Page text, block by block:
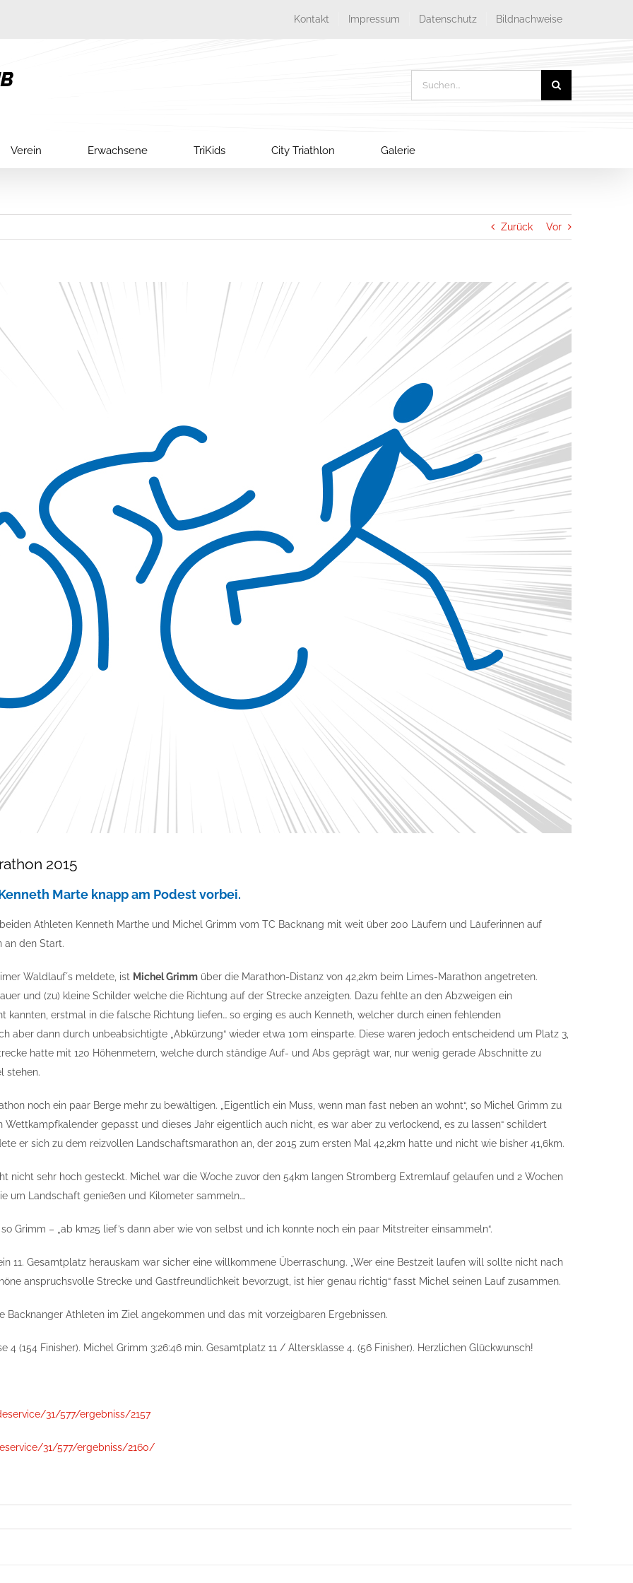
Kontakt Impressum Datenschutz Bildnachweise
nach:
Verein Erwachsene TriKids City Triathlon Galerie
Zurück Vor
2015
Marte knapp am Podest vorbei.
Athleten Kenneth Marthe und Michel Grimm vom TC Backnang mit weit über 200 Läufern und Läuferinnen auf
an den Start.
Waldlauf´s meldete, ist Michel Grimm über die Marathon-Distanz von 42,2km beim Limes-Marathon angetreten.
und (zu) kleine Schilder welche die Richtung auf der Strecke anzeigten. Dazu fehlte an den Abzweigen ein
kannten, erstmal in die falsche Richtung liefen… so erging es auch Kenneth, welcher durch einen fehlenden
aber dann durch unbeabsichtigte „Abkürzung“ wieder etwa 10m einsparte. Diese waren jedoch entscheidend um Platz 3,
hatte mit 120 Höhenmetern, welche durch ständige Auf- und Abs geprägt war, nur wenig gerade Abschnitte zu
stehen.
noch ein paar Berge mehr zu bewältigen. „Eigentlich ein Muss, wenn man fast neben an wohnt“, so Michel Grimm zu
gepasst und dieses Jahr eigentlich auch nicht, es war aber zu verlockend, es zu lassen“ schildert
er sich zu dem reizvollen Landschaftsmarathon an, der 2015 zum ersten Mal 42,2km hatte und nicht wie bisher 41,6km.
nicht sehr hoch gesteckt. Michel war die Woche zuvor den 54km langen Stromberg Extremlauf gelaufen und 2 Wochen
um Landschaft genießen und Kilometer sammeln….
Grimm – „ab km25 lief’s dann aber wie von selbst und ich konnte noch ein paar Mitstreiter einsammeln“.
11. Gesamtplatz herauskam war sicher eine willkommene Überraschung. „Wer eine Bestzeit laufen will sollte nicht nach
anspruchsvolle Strecke und Gastfreundlichkeit bevorzugt, ist hier genau richtig“ fasst Michel seinen Lauf zusammen.
Athleten im Ziel angekommen und das mit vorzeigbaren Ergebnissen.
(154 Finisher). Michel Grimm 3:26:46 min. Gesamtplatz 11 / Altersklasse 4. (56 Finisher). Herzlichen Glückwunsch!
31/577/ergebniss/2157
31/577/ergebniss/2160/